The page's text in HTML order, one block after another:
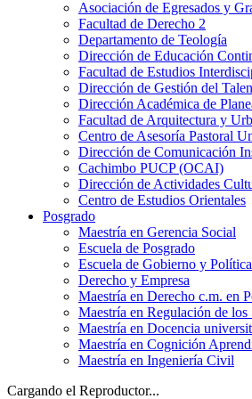
Asociación de Egresados y
Facultad de Derecho 2
Departamento de Teología
Dirección de Educación
Facultad de Estudios
Dirección de Gestión del
Dirección Académica de
Facultad de Arquitectura y
Centro de Asesoría Pastoral
Dirección de Comunicación
Cachimbo PUCP (OCAI)
Dirección de Actividades
Centro de Estudios Orientales
Posgrado
Maestría en Gerencia Social
Escuela de Posgrado
Escuela de Gobierno y
Derecho y Empresa
Maestría en Derecho c.m. en
Maestría en Regulación de
Maestría en Docencia
Maestría en Cognición
Maestría en Ingeniería Civil
Cargando el Reproductor...